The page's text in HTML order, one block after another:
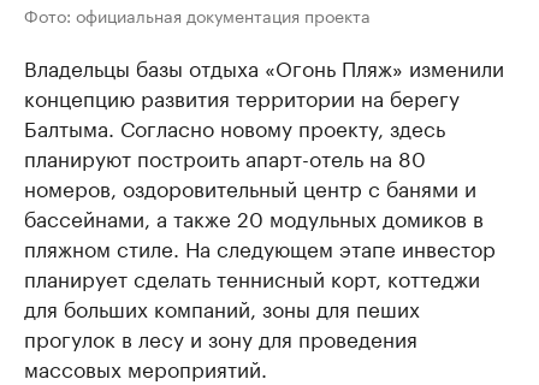
Фото: официальная документация проекта
Владельцы базы отдыха «Огонь Пляж» изменили
концепцию развития территории на берегу
Балтыма. Согласно новому проекту, здесь
планируют построить апарт-отель на 80
номеров, оздоровительный центр с банями и
бассейнами, а также 20 модульных домиков в
пляжном стиле. На следующем этапе инвестор
планирует сделать теннисный корт, коттеджи
для больших компаний, зоны для пеших
прогулок в лесу и зону для проведения
массовых мероприятий.